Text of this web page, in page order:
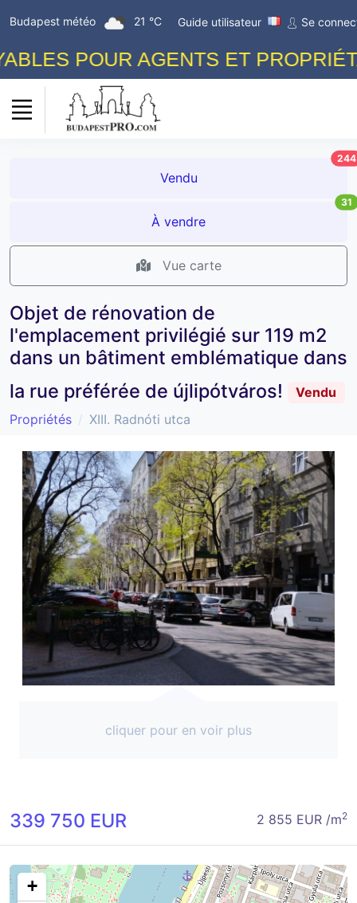
Budapest météo 21 °C Guide utilisateur Se
POUR AGENTS ET
Vendu
244
À vendre
31
Vue carte
Objet de rénovation de
l'emplacement privilégié sur 119 m2
dans un bâtiment emblématique dans
la rue préférée de újlipótváros!
Vendu
Propriétés
XIII. Radnóti utca
cliquer pour en voir plus
339 750 EUR 2 855 EUR /m2
+